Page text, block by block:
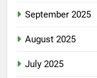
September 2025
August 2025
July 2025